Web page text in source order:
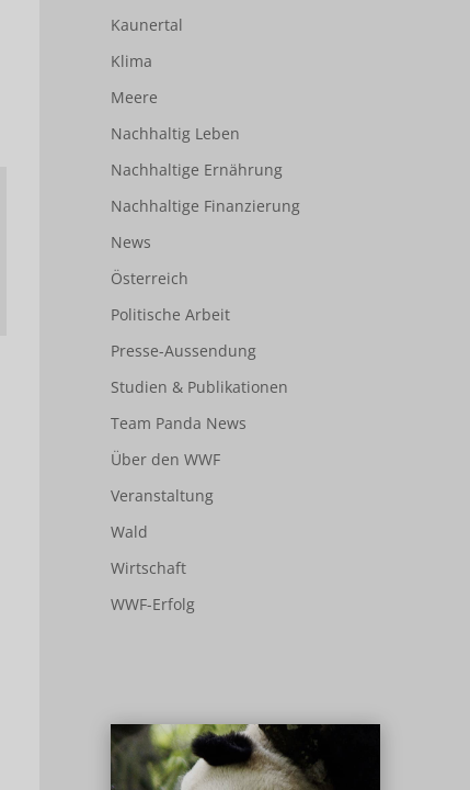
Kaunertal
Klima
Meere
Nachhaltig Leben
Nachhaltige Ernährung
Nachhaltige Finanzierung
News
Österreich
Politische Arbeit
Presse-Aussendung
Studien & Publikationen
Team Panda News
Über den WWF
Veranstaltung
Wald
Wirtschaft
WWF-Erfolg